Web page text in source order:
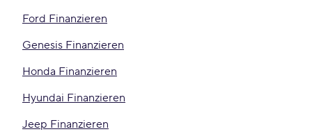
Ford Finanzieren
Genesis Finanzieren
Honda Finanzieren
Hyundai Finanzieren
Jeep Finanzieren